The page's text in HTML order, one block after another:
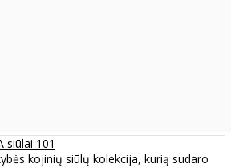
siūlai 101
kojinių siūlų kolekcija, kurią sudaro